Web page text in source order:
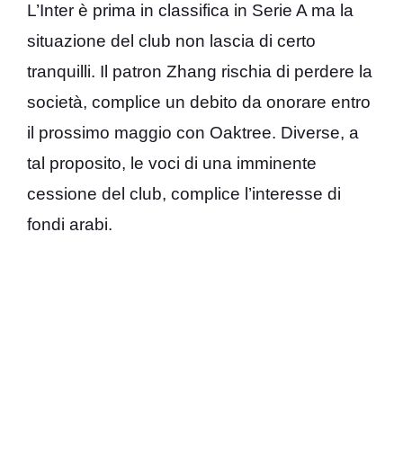
L’Inter è prima in classifica in Serie A ma la
situazione del club non lascia di certo
tranquilli. Il patron Zhang rischia di perdere la
società, complice un debito da onorare entro
il prossimo maggio con Oaktree. Diverse, a
tal proposito, le voci di una imminente
cessione del club, complice l’interesse di
fondi arabi.